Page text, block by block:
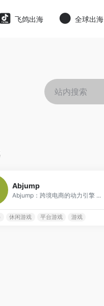
飞鸽出海 全球出海
Abjump
Abjump：跨境电商的动力引擎 ...
休闲游戏 平台游戏 游戏